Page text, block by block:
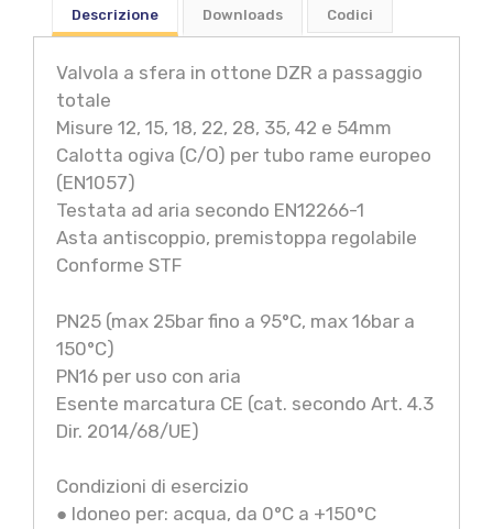
Descrizione Downloads Codici
Valvola a sfera in ottone DZR a passaggio
totale
Misure 12, 15, 18, 22, 28, 35, 42 e 54mm
Calotta ogiva (C/O) per tubo rame europeo
(EN1057)
Testata ad aria secondo EN12266-1
Asta antiscoppio, premistoppa regolabile
Conforme STF
PN25 (max 25bar fino a 95°C, max 16bar a
150°C)
PN16 per uso con aria
Esente marcatura CE (cat. secondo Art. 4.3
Dir. 2014/68/UE)
Condizioni di esercizio
● Idoneo per: acqua, da 0°C a +150°C